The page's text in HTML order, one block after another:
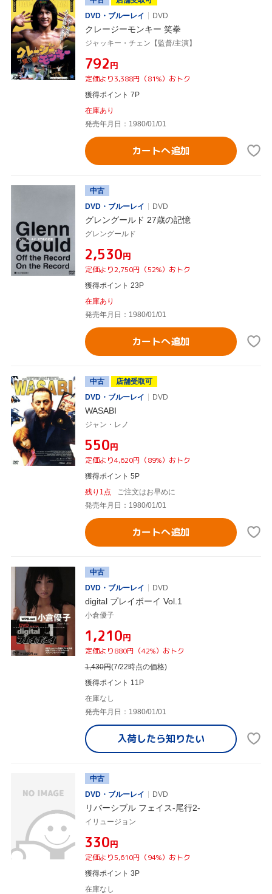
DVD・ブルーレイ
DVD
クレージーモンキー 笑拳
ジャッキー・チェン【監督/主演】
¥792円
定価より3,388円（81%）おトク
獲得ポイント 7P
在庫あり
発売年月日：1980/01/01
カートへ追加
中古
DVD・ブルーレイ
DVD
グレングールド 27歳の記憶
グレングールド
¥2,530円
定価より2,750円（52%）おトク
獲得ポイント 23P
在庫あり
発売年月日：1980/01/01
カートへ追加
中古
店舗受取可
DVD・ブルーレイ
DVD
WASABI
ジャン・レノ
¥550円
定価より4,620円（89%）おトク
獲得ポイント 5P
残り1点
ご注文はお早めに
発売年月日：1980/01/01
カートへ追加
中古
DVD・ブルーレイ
DVD
digital プレイボーイ Vol.1
小倉優子
¥1,210円
定価より880円（42%）おトク
1,430円(7/22時点の価格)
獲得ポイント 11P
在庫なし
発売年月日：1980/01/01
入荷したら知りたい
中古
DVD・ブルーレイ
DVD
リバーシブル フェイス-尾行2-
イリュージョン
¥330円
定価より5,610円（94%）おトク
獲得ポイント 3P
在庫なし